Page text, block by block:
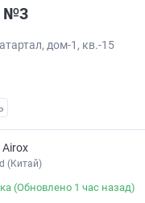
№3
дом-1, кв.-15
XX
Airox
(Китай)
(Обновлено 1 час назад)